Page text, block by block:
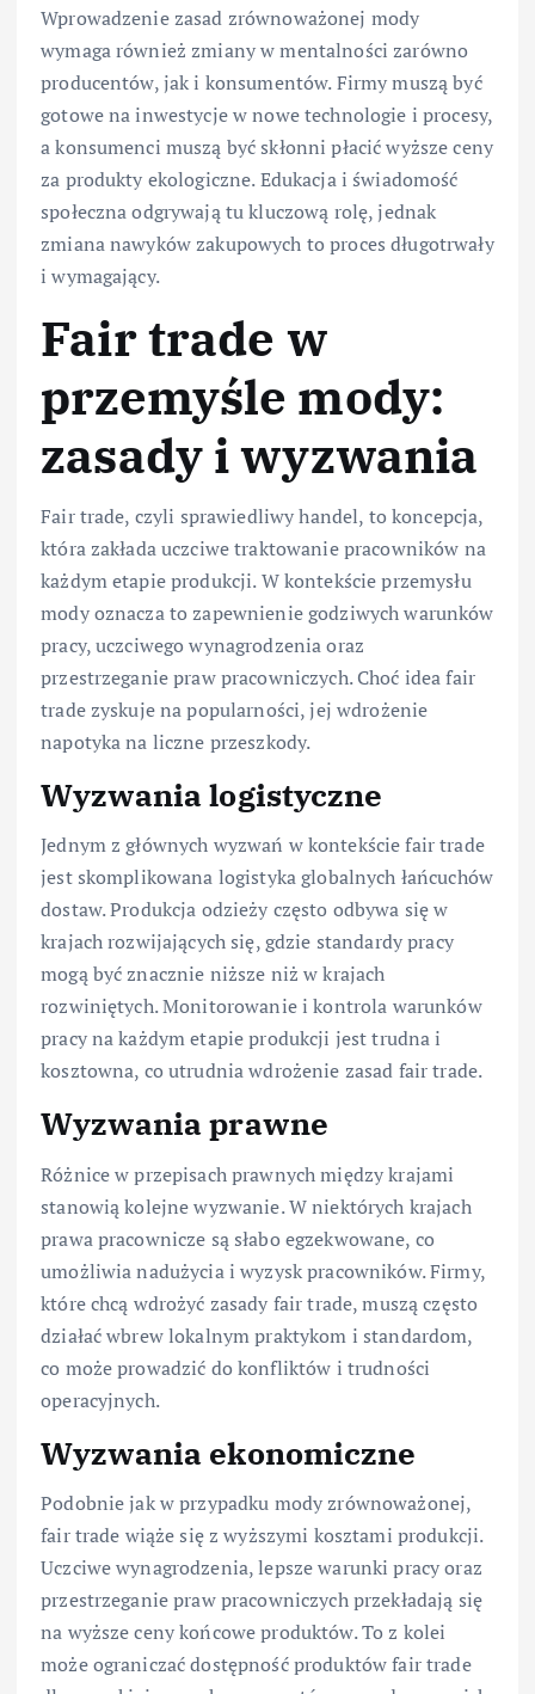
Wprowadzenie zasad zrównoważonej mody
wymaga również zmiany w mentalności zarówno
producentów, jak i konsumentów. Firmy muszą być
gotowe na inwestycje w nowe technologie i procesy,
a konsumenci muszą być skłonni płacić wyższe ceny
za produkty ekologiczne. Edukacja i świadomość
społeczna odgrywają tu kluczową rolę, jednak
zmiana nawyków zakupowych to proces długotrwały
i wymagający.
Fair trade w
przemyśle mody:
zasady i wyzwania
Fair trade, czyli sprawiedliwy handel, to koncepcja,
która zakłada uczciwe traktowanie pracowników na
każdym etapie produkcji. W kontekście przemysłu
mody oznacza to zapewnienie godziwych warunków
pracy, uczciwego wynagrodzenia oraz
przestrzeganie praw pracowniczych. Choć idea fair
trade zyskuje na popularności, jej wdrożenie
napotyka na liczne przeszkody.
Wyzwania logistyczne
Jednym z głównych wyzwań w kontekście fair trade
jest skomplikowana logistyka globalnych łańcuchów
dostaw. Produkcja odzieży często odbywa się w
krajach rozwijających się, gdzie standardy pracy
mogą być znacznie niższe niż w krajach
rozwiniętych. Monitorowanie i kontrola warunków
pracy na każdym etapie produkcji jest trudna i
kosztowna, co utrudnia wdrożenie zasad fair trade.
Wyzwania prawne
Różnice w przepisach prawnych między krajami
stanowią kolejne wyzwanie. W niektórych krajach
prawa pracownicze są słabo egzekwowane, co
umożliwia nadużycia i wyzysk pracowników. Firmy,
które chcą wdrożyć zasady fair trade, muszą często
działać wbrew lokalnym praktykom i standardom,
co może prowadzić do konfliktów i trudności
operacyjnych.
Wyzwania ekonomiczne
Podobnie jak w przypadku mody zrównoważonej,
fair trade wiąże się z wyższymi kosztami produkcji.
Uczciwe wynagrodzenia, lepsze warunki pracy oraz
przestrzeganie praw pracowniczych przekładają się
na wyższe ceny końcowe produktów. To z kolei
może ograniczać dostępność produktów fair trade